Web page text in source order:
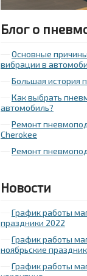
Блог о
Основные
вибрации в
Большая история
Как выбрать
автомобиль?
Ремонт
Cherokee
Ремонт
Новости
График работы
праздники 2022
График работы
ноябрьские
График работы